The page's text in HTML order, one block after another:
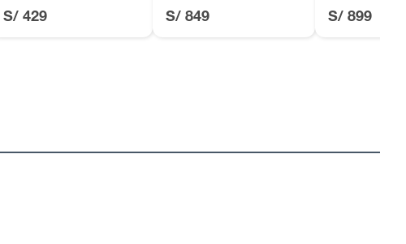
S/ 429 S/ 849 S/ 899